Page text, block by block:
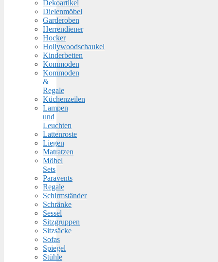
Dekoartikel
Dielenmöbel
Garderoben
Herrendiener
Hocker
Hollywoodschaukel
Kinderbetten
Kommoden
Kommoden
&
Regale
Küchenzeilen
Lampen
und
Leuchten
Lattenroste
Liegen
Matratzen
Möbel
Sets
Paravents
Regale
Schirmständer
Schränke
Sessel
Sitzgruppen
Sitzsäcke
Sofas
Spiegel
Stühle